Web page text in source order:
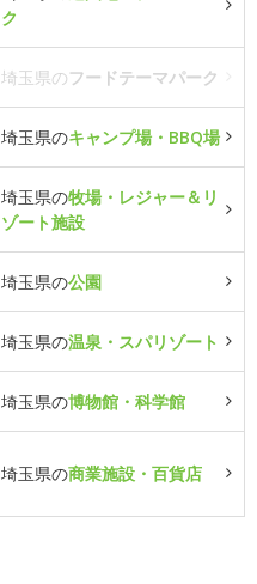
ク
埼玉県のフードテーマパーク
埼玉県のキャンプ場・BBQ場
埼玉県の牧場・レジャー＆リ
ゾート施設
埼玉県の公園
埼玉県の温泉・スパリゾート
埼玉県の博物館・科学館
埼玉県の商業施設・百貨店